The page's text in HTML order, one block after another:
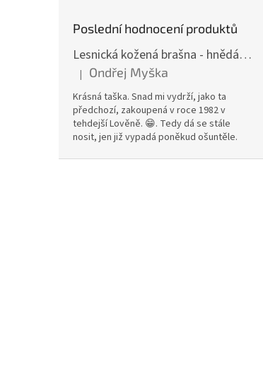
Poslední hodnocení produktů
Lesnická kožená brašna - hnědá hovězina
Hodnocení produktu je 5 z 5 hvězdiček.
| Ondřej Myška
Krásná taška. Snad mi vydrží, jako ta
předchozí, zakoupená v roce 1982 v
tehdejší Lověně. 😁. Tedy dá se stále
nosit, jen již vypadá poněkud ošuntěle.